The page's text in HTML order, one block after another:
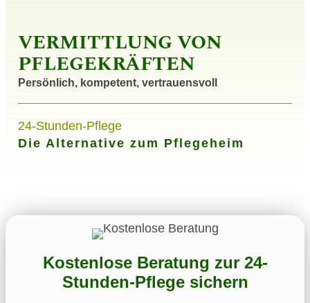
VERMITTLUNG VON
PFLEGEKRÄFTEN
Persönlich, kompetent, vertrauensvoll
24-Stunden-Pflege
Die Alternative zum Pflegeheim
Kostenlose Beratung zur 24-
Stunden-Pflege sichern